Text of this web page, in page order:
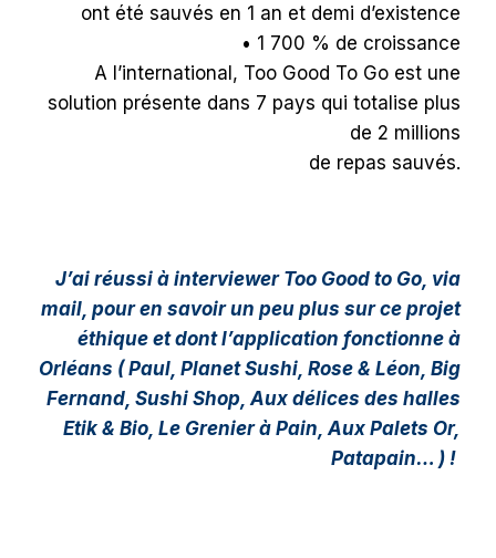
ont été sauvés en 1 an et demi d’existence
• 1 700 % de croissance
A l’international, Too Good To Go est une
solution présente dans 7 pays qui totalise plus
de 2 millions
de repas sauvés.
J’ai réussi à interviewer Too Good to Go, via
mail, pour en savoir un peu plus sur ce projet
éthique et dont l’application fonctionne à
Orléans ( Paul, Planet Sushi, Rose & Léon, Big
Fernand, Sushi Shop, Aux délices des halles
Etik & Bio, Le Grenier à Pain, Aux Palets Or,
Patapain… ) !